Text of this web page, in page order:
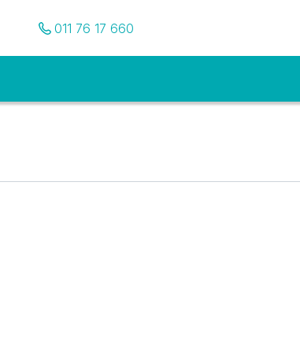
Pozovite nas
011 76 17 660